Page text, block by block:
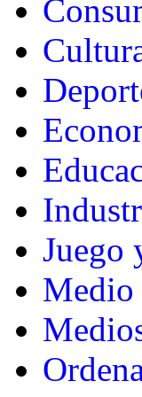
Juego
Medio